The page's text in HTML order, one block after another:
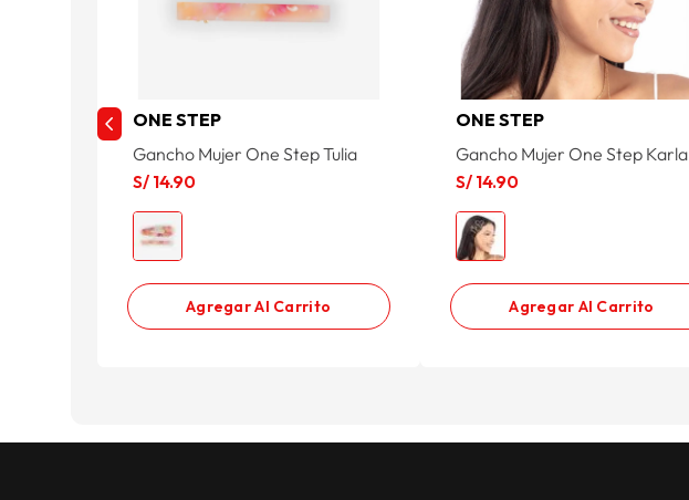
ONE STEP
Gancho Mujer One Step Tulia
S/ 14.90
Agregar Al Carrito
ONE STEP
Gancho Mujer One Step Karla
S/ 14.90
Agregar Al Carrito